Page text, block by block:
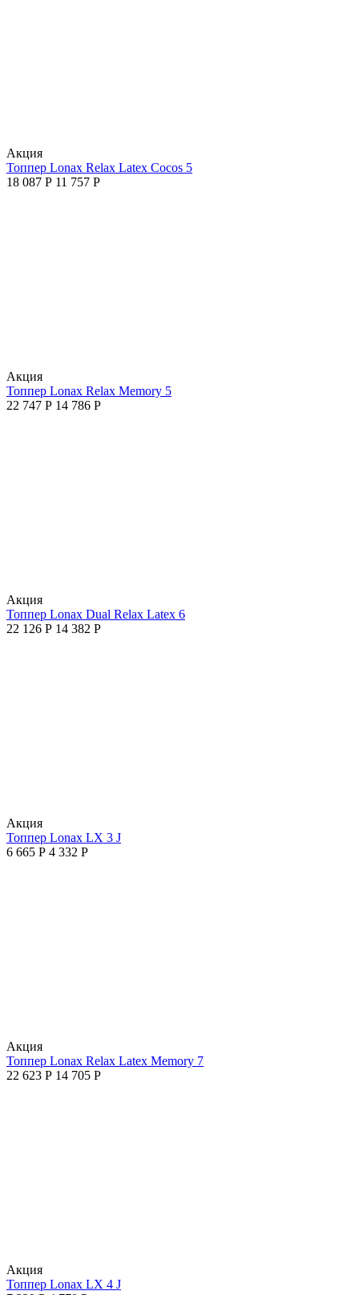
Aкция
Топпер Lonax Relax Latex Cocos 5
18 087 Р 11 757 Р
Aкция
Топпер Lonax Relax Memory 5
22 747 Р 14 786 Р
Aкция
Топпер Lonax Dual Relax Latex 6
22 126 Р 14 382 Р
Aкция
Топпер Lonax LX 3 J
6 665 Р 4 332 Р
Aкция
Топпер Lonax Relax Latex Memory 7
22 623 Р 14 705 Р
Aкция
Топпер Lonax LX 4 J